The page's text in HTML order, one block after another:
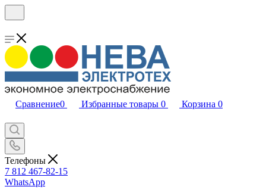
Сравнение0 Избранные товары 0 Корзина 0
Телефоны
7 812 467-82-15
WhatsApp